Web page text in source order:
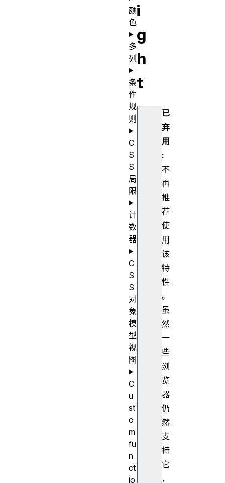
i
g
h
t
已
弃
用
:
不
再
推
荐
使
用
该
特
性
。
虽
然
一
些
浏
览
器
仍
然
支
持
它
，
颜
色
多
列
条
件
规
则
C
S
S
局
限
计
数
器
C
S
S
对
象
模
型
视
图
C
u
st
o
m
fu
n
ct
io